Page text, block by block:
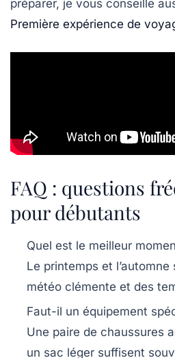
préparer, je vous conseille
Première expérience de
FAQ : questions
pour débutants
Quel est le meilleur
Le printemps et
météo clémente et des
Faut-il un équipement
Une paire de chaussures
un sac léger suffisent